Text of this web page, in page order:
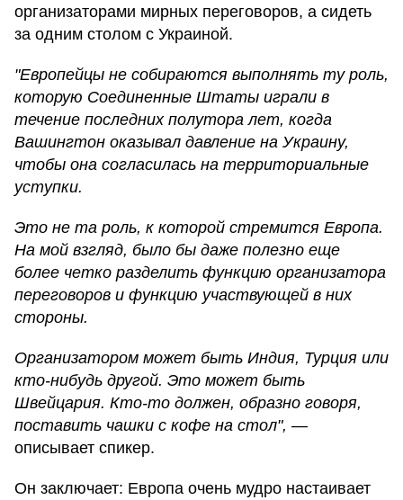
организаторами мирных переговоров, а сидеть
за одним столом с Украиной.
"Европейцы не собираются выполнять ту роль,
которую Соединенные Штаты играли в
течение последних полутора лет, когда
Вашингтон оказывал давление на Украину,
чтобы она согласилась на территориальные
уступки.
Это не та роль, к которой стремится Европа.
На мой взгляд, было бы даже полезно еще
более четко разделить функцию организатора
переговоров и функцию участвующей в них
стороны.
Организатором может быть Индия, Турция или
кто-нибудь другой. Это может быть
Швейцария. Кто-то должен, образно говоря,
поставить чашки с кофе на стол", —
описывает спикер.
Он заключает: Европа очень мудро настаивает